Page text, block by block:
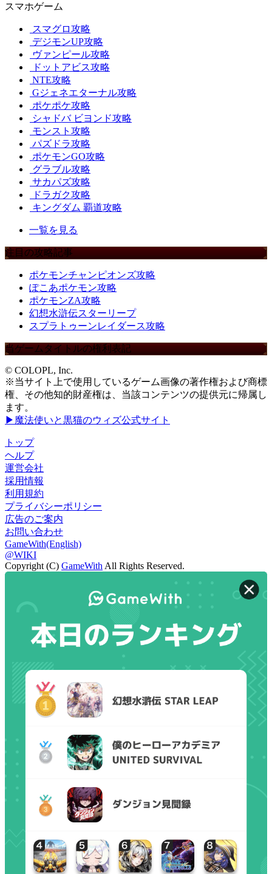
スマホゲーム
スマグロ攻略
デジモンUP攻略
ヴァンピール攻略
ドットアビス攻略
NTE攻略
Gジェネエターナル攻略
ポケポケ攻略
シャドバ ビヨンド攻略
モンスト攻略
パズドラ攻略
ポケモンGO攻略
グラブル攻略
サカパズ攻略
ドラガク攻略
キングダム 覇道攻略
一覧を見る
注目の攻略記事
ポケモンチャンピオンズ攻略
ぽこあポケモン攻略
ポケモンZA攻略
幻想水滸伝スターリープ
スプラトゥーンレイダース攻略
当ゲームタイトルの権利表記
© COLOPL, Inc.
※当サイト上で使用しているゲーム画像の著作権および商標
権、その他知的財産権は、当該コンテンツの提供元に帰属し
ます。
▶魔法使いと黒猫のウィズ公式サイト
トップ
ヘルプ
運営会社
採用情報
利用規約
プライバシーポリシー
広告のご案内
お問い合わせ
GameWith(English)
@WIKI
Copyright (C) GameWith All Rights Reserved.